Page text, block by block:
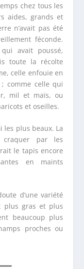
chez tous les
aides, grands et
n’avait pas été
féconde.
qui avait poussé,
toute la récolte
celle enfouie en
comme celle qui
mil et maïs, ou
et oseilles.
les plus beaux. La
par les
le tapis encore
en maints
d’une variété
plus gras et plus
beaucoup plus
proches ou